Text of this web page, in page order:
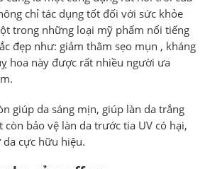
chỉ tác dụng tốt đối với sức khỏe
trong những loại mỹ phẩm nổi tiếng
đẹp như: giảm thâm sẹo mụn , kháng
hoa này được rất nhiều người ưa
giúp da sáng mịn, giúp làn da trắng
bảo vệ làn da trước tia UV có hại,
cực hữu hiệu.